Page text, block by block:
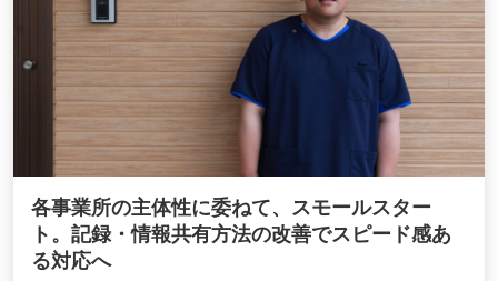
各事業所の主体性に委ねて、スモールスター
ト。記録・情報共有方法の改善でスピード感あ
る対応へ